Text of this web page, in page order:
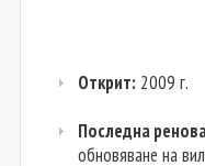
Открит: 2009 г.
Последна
обновяване на